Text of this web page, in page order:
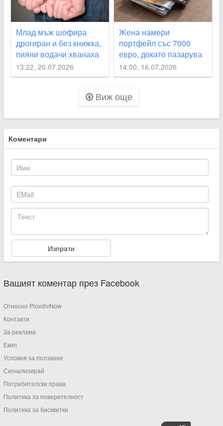
Млад мъж шофира
дрогиран и без книжка,
пияни водачи хванаха
край Асеновград и в
Белозем
13:22, 20.07.2026
Жена намери
портфейл със 7000
евро, докато пазарува
в Раковски
14:00, 16.07.2026
Виж още
Коментари
Вашият коментар през Facebook
Относно PlovdivNow
Контакти
За реклама
Екип
Условия за ползване
Сигнализирай
Потребителски права
Политика за поверителност
Политика за бисквитки